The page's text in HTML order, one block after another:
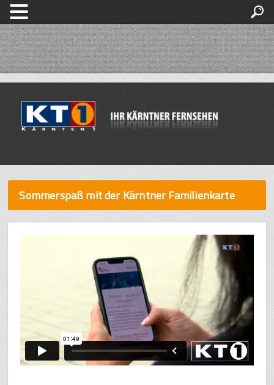
Sommerspaß mit der Kärntner Familienkarte